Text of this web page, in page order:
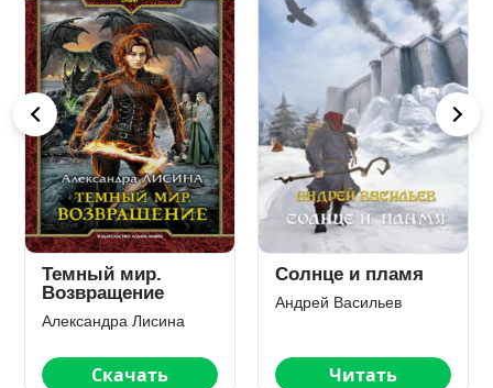
Власть любви.
Академия
сиятельных
Настя Любимка
Скачать
Королевская
кровь. Сорванный
венец
Скачать